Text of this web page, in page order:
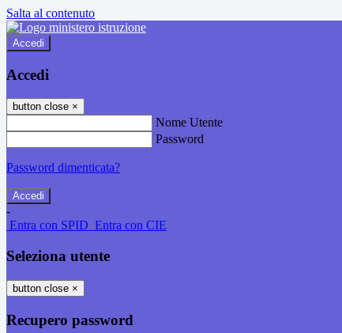
Salta al contenuto
Accedi
Accedi
button close ×
Nome Utente
Password
Password dimenticata?
-
Entra con SPID Entra con CIE
Seleziona utente
button close ×
Recupero password